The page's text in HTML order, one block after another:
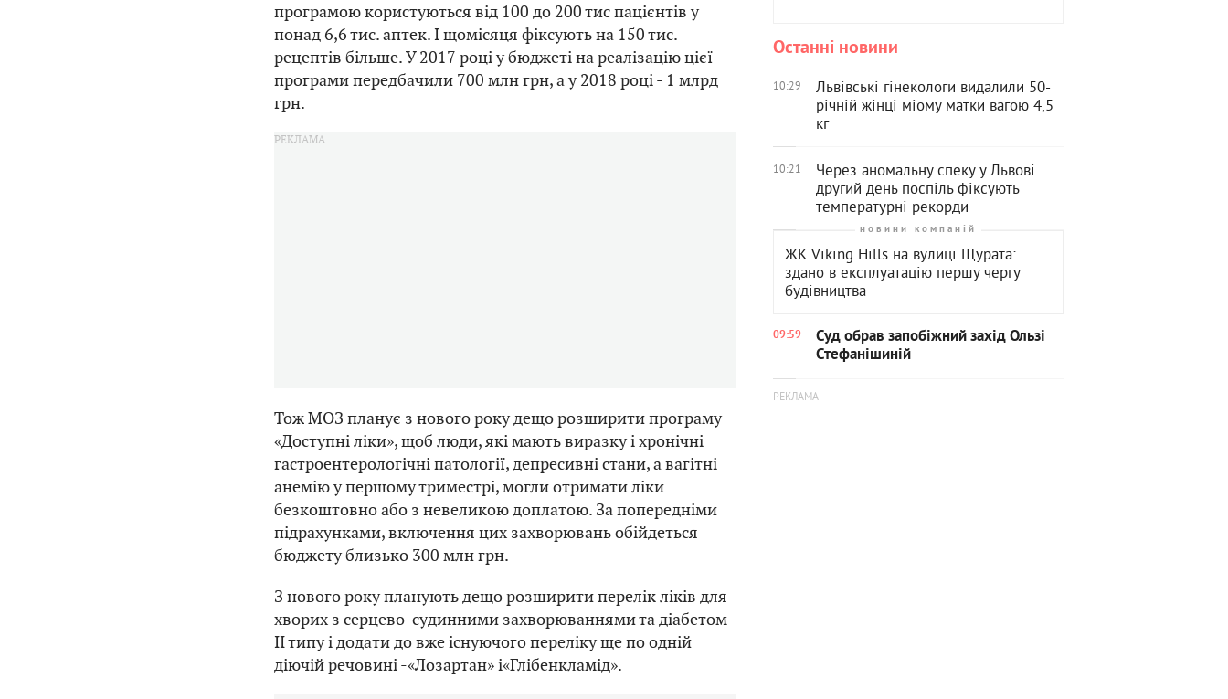
програмою користуються від 100 до 200 тис пацієнтів у
понад 6,6 тис. аптек. І щомісяця фіксують на 150 тис.
рецептів більше. У 2017 році у бюджеті на реалізацію цієї
програми передбачили 700 млн грн, а у 2018 році - 1 млрд
грн.
Тож МОЗ планує з нового року дещо розширити програму
«Доступні ліки»,щоб люди, які мають виразку і хронічні
гастроентерологічні патології, депресивні стани, а вагітні
анемію у першому триместрі, могли отримати ліки
безкоштовно або з невеликою доплатою. За попередніми
підрахунками, включення цих захворювань обійдеться
бюджету близько 300 млн грн.
З нового року планують дещо розширити перелік ліків для
хворих з серцево-судинними захворюваннями та діабетом
ІІ типу і додати до вже існуючого переліку ще по одній
діючій речовині -«Лозартан»і«Глібенкламід».
Останні новини
10:29
Львівські гінекологи видалили 50-
річній жінці міому матки вагою 4,5
кг
10:21
Через аномальну спеку у Львові
другий день поспіль фіксують
температурні рекорди
новини компаній
ЖК Viking Hills на вулиці Щурата:
здано в експлуатацію першу чергу
будівництва
09:59
Суд обрав запобіжний захід Ользі
Стефанішиній